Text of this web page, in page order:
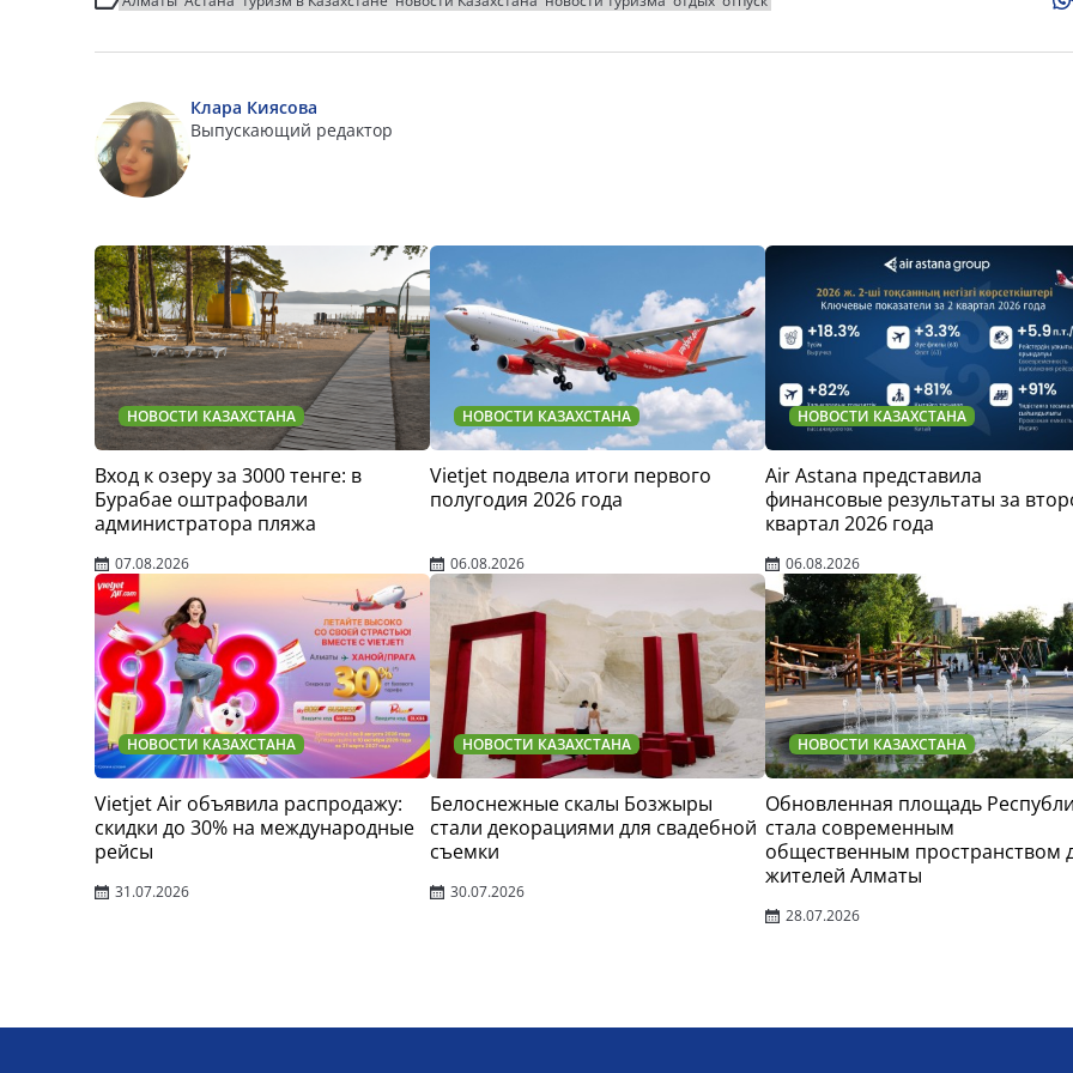
Клара Киясова
Выпускающий редактор
НОВОСТИ КАЗАХСТАНА
Вход к озеру за 3000 тенге: в
Бурабае оштрафовали
администратора пляжа
07.08.2026
НОВОСТИ КАЗАХСТАНА
Vietjet подвела итоги первого
полугодия 2026 года
06.08.2026
НОВОСТИ КАЗАХСТАНА
Air Astana представила
финансовые результаты за
квартал 2026 года
06.08.2026
НОВОСТИ КАЗАХСТАНА
Vietjet Air объявила распродажу:
скидки до 30% на международные
рейсы
31.07.2026
НОВОСТИ КАЗАХСТАНА
Белоснежные скалы Бозжыры
стали декорациями для свадебной
съемки
30.07.2026
НОВОСТИ КАЗАХСТАНА
Обновленная площадь
стала современным
общественным пространством
жителей Алматы
28.07.2026